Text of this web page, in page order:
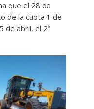
que el 28 de
de la cuota 1 de
de abril, el 2°